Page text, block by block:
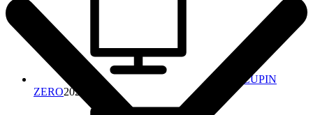
LUPIN
ZERO2023